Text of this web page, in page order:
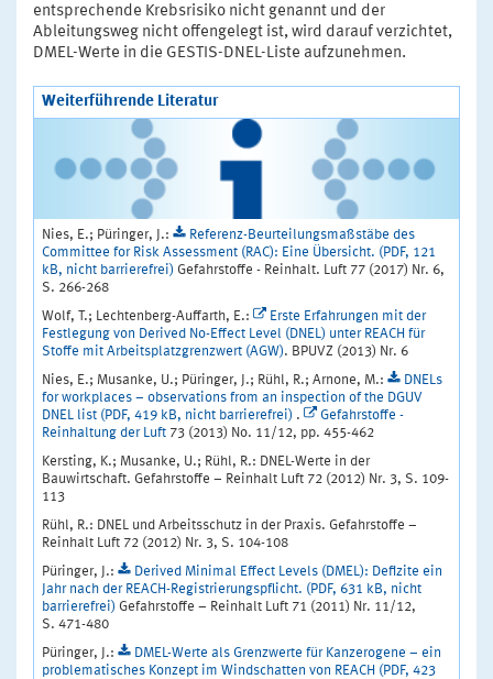
entsprechende Krebsrisiko nicht genannt und der
Ableitungsweg nicht offengelegt ist, wird darauf verzichtet,
DMEL-Werte in die GESTIS-DNEL-Liste aufzunehmen.
Weiterführende Literatur
Nies, E.; Püringer, J.:
Referenz-Beurteilungsmaßstäbe des
Committee for Risk Assessment (RAC): Eine Übersicht. (PDF, 121
kB, nicht barrierefrei) Gefahrstoffe - Reinhalt. Luft 77 (2017) Nr. 6,
S. 266-268
Wolf, T.; Lechtenberg-Auffarth, E.:
Erste Erfahrungen mit der
Festlegung von Derived No-Effect Level (DNEL) unter REACH für
Stoffe mit Arbeitsplatzgrenzwert (AGW). BPUVZ (2013) Nr. 6
Nies, E.; Musanke, U.; Püringer, J.; Rühl, R.; Arnone, M.:
DNELs
for workplaces – observations from an inspection of the DGUV
DNEL list (PDF, 419 kB, nicht barrierefrei) .
Gefahrstoffe -
Reinhaltung der Luft 73 (2013) No. 11/12, pp. 455-462
Kersting, K.; Musanke, U.; Rühl, R.: DNEL-Werte in der
Bauwirtschaft. Gefahrstoffe – Reinhalt Luft 72 (2012) Nr. 3, S. 109-
113
Rühl, R.: DNEL und Arbeitsschutz in der Praxis. Gefahrstoffe –
Reinhalt Luft 72 (2012) Nr. 3, S. 104-108
Püringer, J.:
Derived Minimal Effect Levels (DMEL): Defizite ein
Jahr nach der REACH-Registrierungspflicht. (PDF, 631 kB, nicht
barrierefrei) Gefahrstoffe – Reinhalt Luft 71 (2011) Nr. 11/12,
S. 471-480
Püringer, J.:
DMEL-Werte als Grenzwerte für Kanzerogene – ein
problematisches Konzept im Windschatten von REACH (PDF, 423